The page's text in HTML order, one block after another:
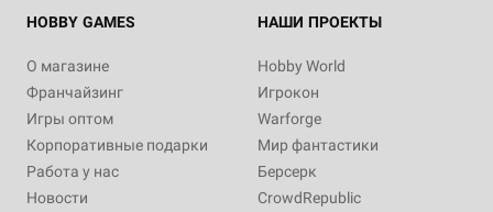
HOBBY GAMES
О магазине
Франчайзинг
Игры оптом
Корпоративные подарки
Работа у нас
Новости
НАШИ ПРОЕКТЫ
Hobby World
Игрокон
Warforge
Мир фантастики
Берсерк
CrowdRepublic